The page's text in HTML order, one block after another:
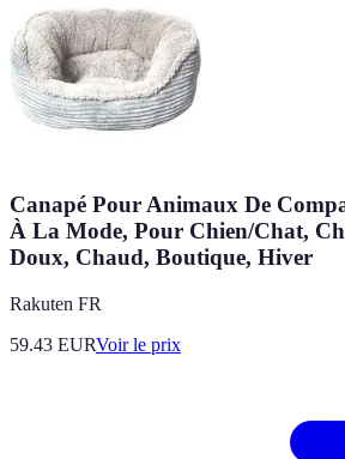
Canapé Pour Animaux De
À La Mode, Pour Chien/Chat,
Doux, Chaud, Boutique, Hiver
Rakuten FR
59.43 EURVoir le prix